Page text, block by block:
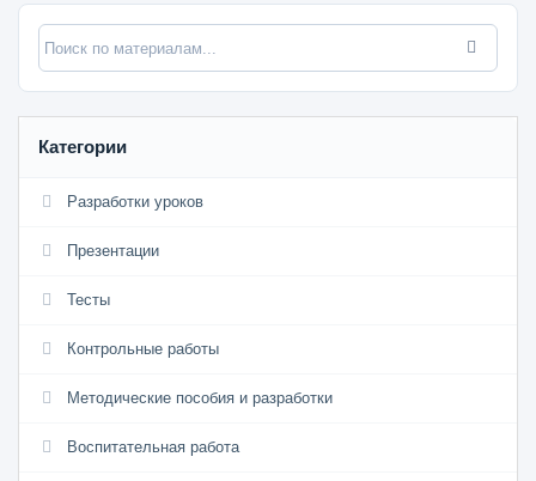
Категории
Разработки уроков
Презентации
Тесты
Контрольные работы
Методические пособия и разработки
Воспитательная работа